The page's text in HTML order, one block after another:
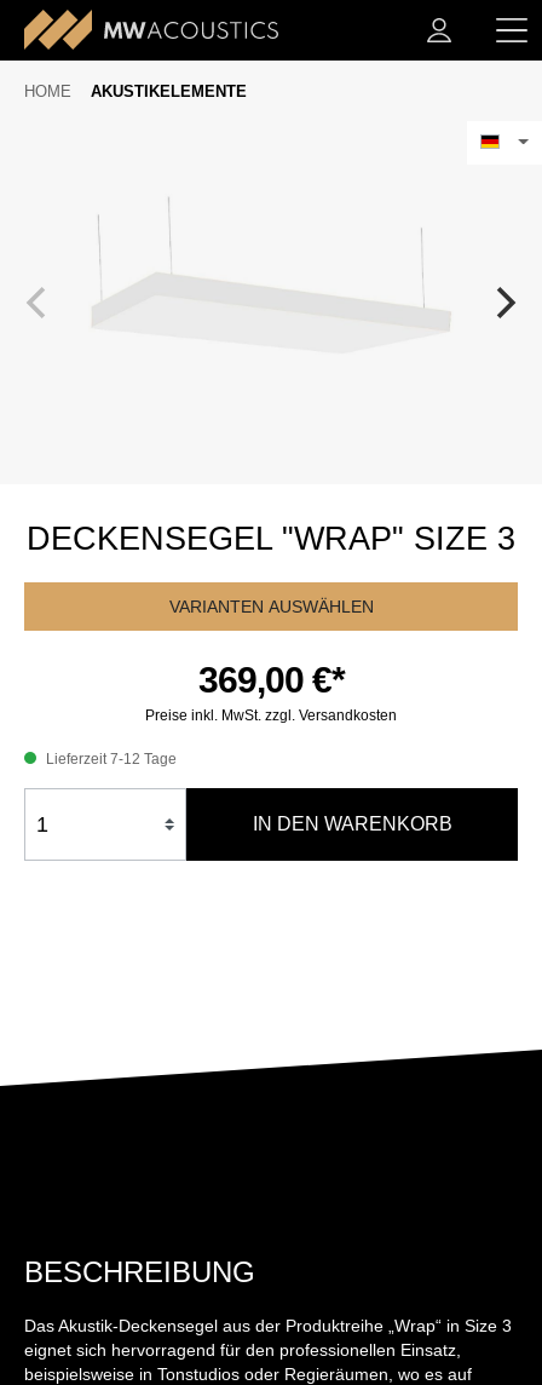
HOME AKUSTIKELEMENTE
DECKENSEGEL "WRAP" SIZE 3
VARIANTEN AUSWÄHLEN
369,00 €*
Preise inkl. MwSt. zzgl. Versandkosten
Lieferzeit 7-12 Tage
IN DEN WARENKORB
BESCHREIBUNG
Das Akustik-Deckensegel aus der Produktreihe „Wrap“ in Size 3
eignet sich hervorragend für den professionellen Einsatz,
beispielsweise in Tonstudios oder Regieräumen, wo es auf